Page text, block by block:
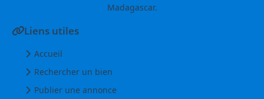
Madagascar.
Liens utiles
Accueil
Rechercher un bien
Publier une annonce